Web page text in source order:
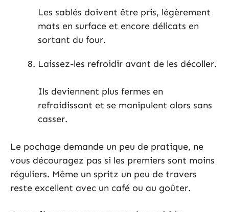
Les sablés doivent être pris, légèrement
mats en surface et encore délicats en
sortant du four.
Laissez-les refroidir avant de les décoller.
Ils deviennent plus fermes en
refroidissant et se manipulent alors sans
casser.
Le pochage demande un peu de pratique, ne
vous découragez pas si les premiers sont moins
réguliers. Même un spritz un peu de travers
reste excellent avec un café ou au goûter.